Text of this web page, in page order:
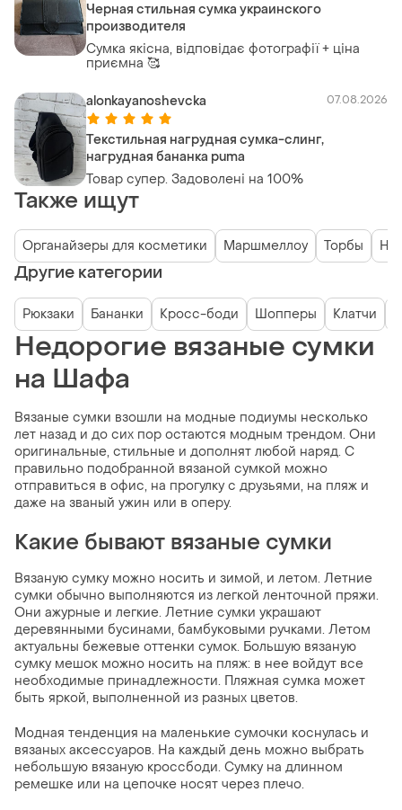
Черная стильная сумка украинского
производителя
Сумка якісна, відповідає фотографії + ціна
приємна 🥰
alonkayanoshevcka 07.08.2026
Текстильная нагрудная сумка-слинг,
нагрудная бананка puma
Товар супер. Задоволені на 100%
Также ищут
Органайзеры для косметики Маршмеллоу Торбы
Другие категории
Рюкзаки Бананки Кросс-боди Шопперы Клатчи
Недорогие вязаные сумки
на Шафа
Вязаные сумки взошли на модные подиумы несколько
лет назад и до сих пор остаются модным трендом. Они
оригинальные, стильные и дополнят любой наряд. С
правильно подобранной вязаной сумкой можно
отправиться в офис, на прогулку с друзьями, на пляж и
даже на званый ужин или в оперу.
Какие бывают вязаные сумки
Вязаную сумку можно носить и зимой, и летом. Летние
сумки обычно выполняются из легкой ленточной пряжи.
Они ажурные и легкие. Летние сумки украшают
деревянными бусинами, бамбуковыми ручками. Летом
актуальны бежевые оттенки сумок. Большую вязаную
сумку мешок можно носить на пляж: в нее войдут все
необходимые принадлежности. Пляжная сумка может
быть яркой, выполненной из разных цветов.
Модная тенденция на маленькие сумочки коснулась и
вязаных аксессуаров. На каждый день можно выбрать
небольшую вязаную кроссбоди. Сумку на длинном
ремешке или на цепочке носят через плечо.